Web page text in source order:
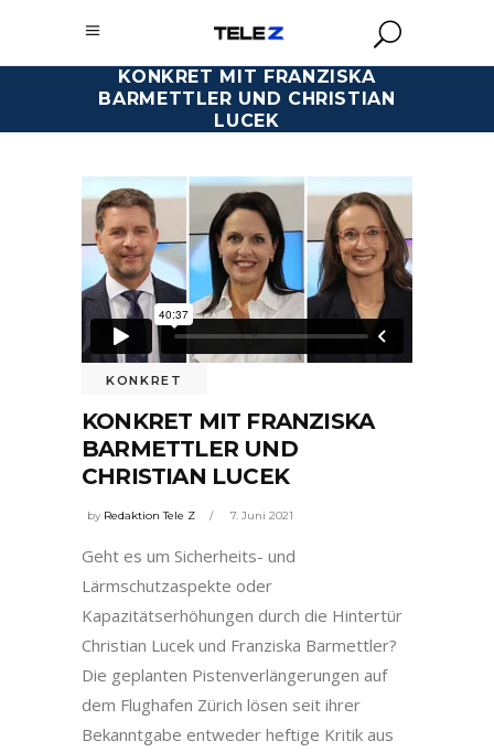
KONKRET MIT FRANZISKA
BARMETTLER UND CHRISTIAN
LUCEK
KONKRET
KONKRET MIT FRANZISKA
BARMETTLER UND
CHRISTIAN LUCEK
by Redaktion Tele Z 7. Juni 2021
Geht es um Sicherheits- und
Lärmschutzaspekte oder
Kapazitätserhöhungen durch die Hintertür
Christian Lucek und Franziska Barmettler?
Die geplanten Pistenverlängerungen auf
dem Flughafen Zürich lösen seit ihrer
Bekanntgabe entweder heftige Kritik aus